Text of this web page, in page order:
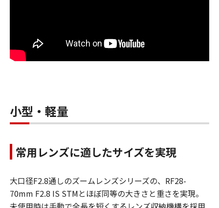
小型・軽量
常用レンズに適したサイズを実現
大口径F2.8通しのズームレンズシリーズの、RF28-
70mm F2.8 IS STMとほぼ同等の大きさと重さを実現。